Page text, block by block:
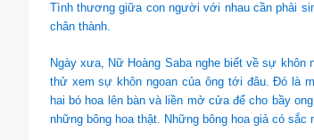
Tình thương giữa con người với nhau cần phải
chân thành.
Ngày xưa, Nữ Hoàng Saba nghe biết về sự khôn
thử xem sự khôn ngoan của ông tới đâu. Đó là
hai bó hoa lên bàn và liền mở cửa để cho bầy
những bông hoa thật. Những bông hoa giả có